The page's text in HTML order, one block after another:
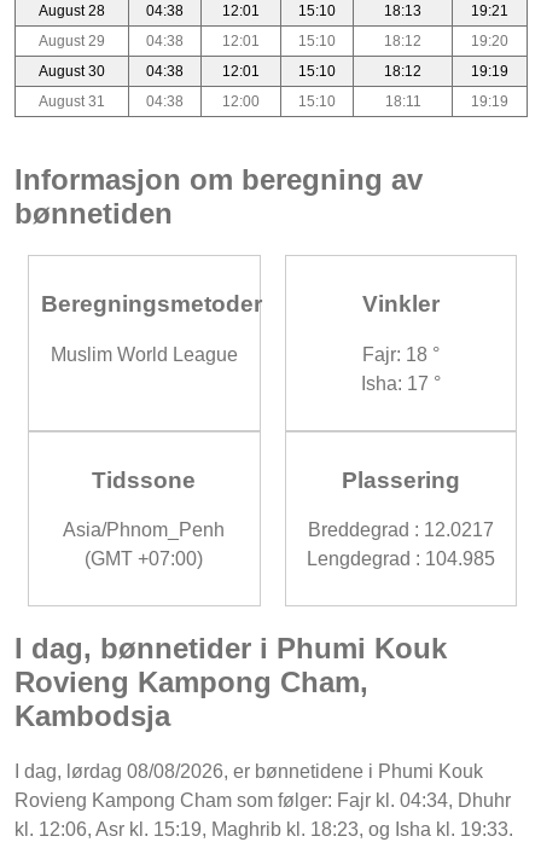
August 28
04:38 12:01 15:10 18:13
19:21
August 29
04:38 12:01 15:10 18:12
19:20
August 30
04:38 12:01 15:10 18:12
19:19
August 31
04:38 12:00 15:10 18:11 19:19
Informasjon om beregning av
bønnetiden
Beregningsmetoder
Muslim World League
Vinkler
Fajr: 18 °
Isha: 17 °
Tidssone
Asia/Phnom_Penh
(GMT +07:00)
Plassering
Breddegrad : 12.0217
Lengdegrad : 104.985
I dag, bønnetider i Phumi Kouk
Rovieng Kampong Cham,
Kambodsja
I dag, lørdag 08/08/2026, er bønnetidene i Phumi Kouk
Rovieng Kampong Cham som følger: Fajr kl. 04:34, Dhuhr
kl. 12:06, Asr kl. 15:19, Maghrib kl. 18:23, og Isha kl. 19:33.